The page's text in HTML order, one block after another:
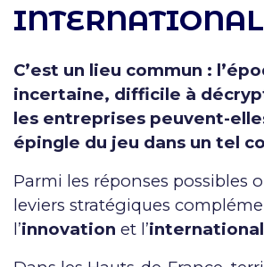
INTERNATIONAL
C’est un lieu commun :
incertaine, difficile à
les entreprises peuvent-
épingle du jeu dans un tel
Parmi les réponses possibles
leviers stratégiques
l’innovation et l’